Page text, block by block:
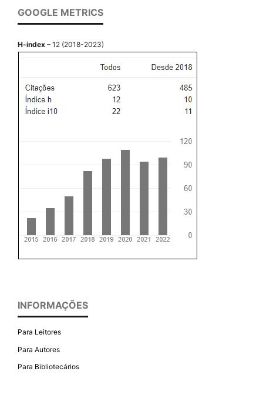
GOOGLE METRICS
H-index – 12 (2018-2023)
INFORMAÇÕES
Para Leitores
Para Autores
Para Bibliotecários